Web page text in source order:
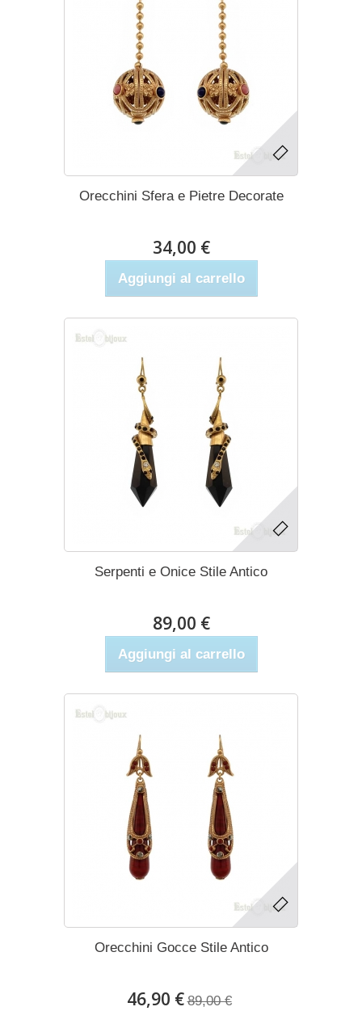
Orecchini Sfera e Pietre Decorate
34,00 €
Aggiungi al carrello
Serpenti e Onice Stile Antico
89,00 €
Aggiungi al carrello
Orecchini Gocce Stile Antico
46,90 € 89,00 €